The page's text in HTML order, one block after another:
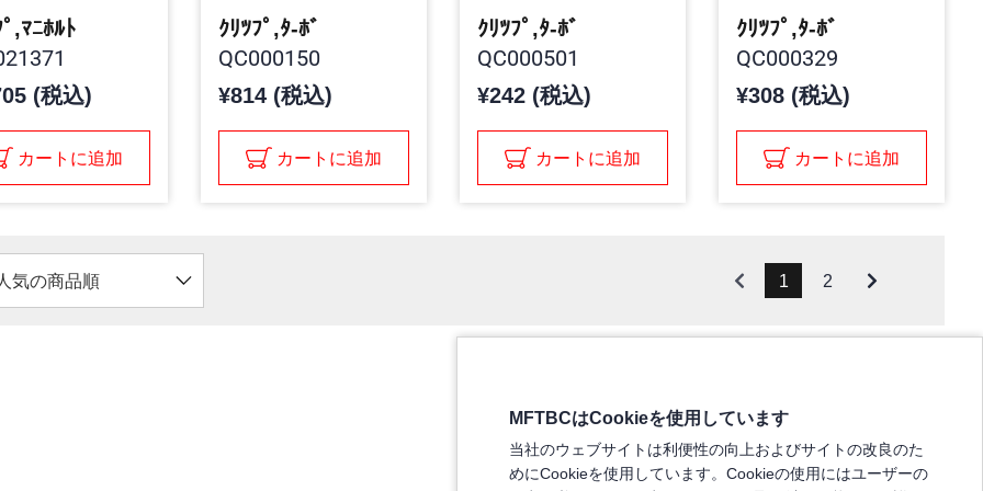
,ﾏﾆﾎﾙﾄ
(税込)
カートに追加
ｸﾘﾂﾌﾟ,ﾀ-ﾎﾞ
QC000150
¥814 (税込)
カートに追加
ｸﾘﾂﾌﾟ,ﾀ-ﾎﾞ
QC000501
¥242 (税込)
カートに追加
ｸﾘﾂﾌﾟ,ﾀ-ﾎﾞ
QC000329
¥308 (税込)
カートに追加
人気の商品順 1 2
MFTBCはCookieを使用しています
当社のウェブサイトは利便性の向上およびサイトの改良のた
めにCookieを使用しています。Cookieの使用にはユーザーの